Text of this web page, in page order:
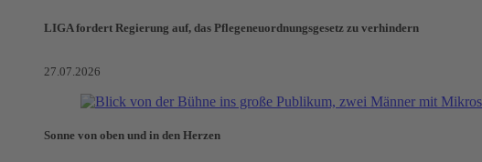
LIGA fordert Regierung auf, das Pflegeneuordnungsgesetz zu verhindern
27.07.2026
Sonne von oben und in den Herzen